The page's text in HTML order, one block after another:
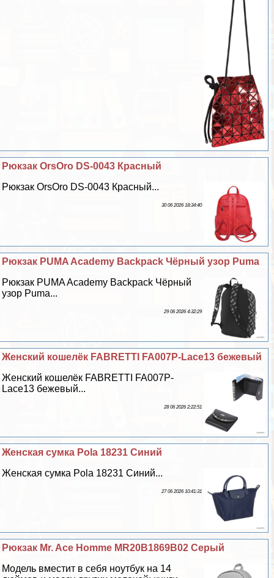
Рюкзак OrsOro DS-0043 Красный
Рюкзак OrsOro DS-0043 Красный...
30 06 2026 18:34:40
Рюкзак PUMA Academy Backpack Чёрный узор Puma
Рюкзак PUMA Academy Backpack Чёрный
узор Puma...
29 06 2026 4:32:29
Женский кошелёк FABRETTI FA007P-Lace13 бежевый
Женский кошелёк FABRETTI FA007P-
Lace13 бежевый...
28 06 2026 2:22:51
Женская сумка Pola 18231 Синий
Женская сумка Pola 18231 Синий...
27 06 2026 10:41:31
Рюкзак Mr. Ace Homme MR20B1869B02 Серый
Модель вместит в себя ноутбук на 14